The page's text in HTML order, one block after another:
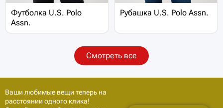
Футболка U.S. Polo
Assn.
Рубашка U.S. Polo Assn.
Смотреть все
Ваши любимые вещи теперь на
расстоянии одного клика!